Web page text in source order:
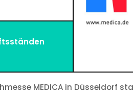
MEDICA in Düsseldorf